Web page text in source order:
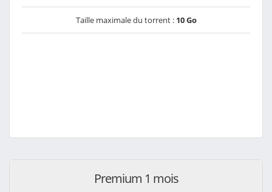
Taille maximale du torrent : 10 Go
Premium 1 mois